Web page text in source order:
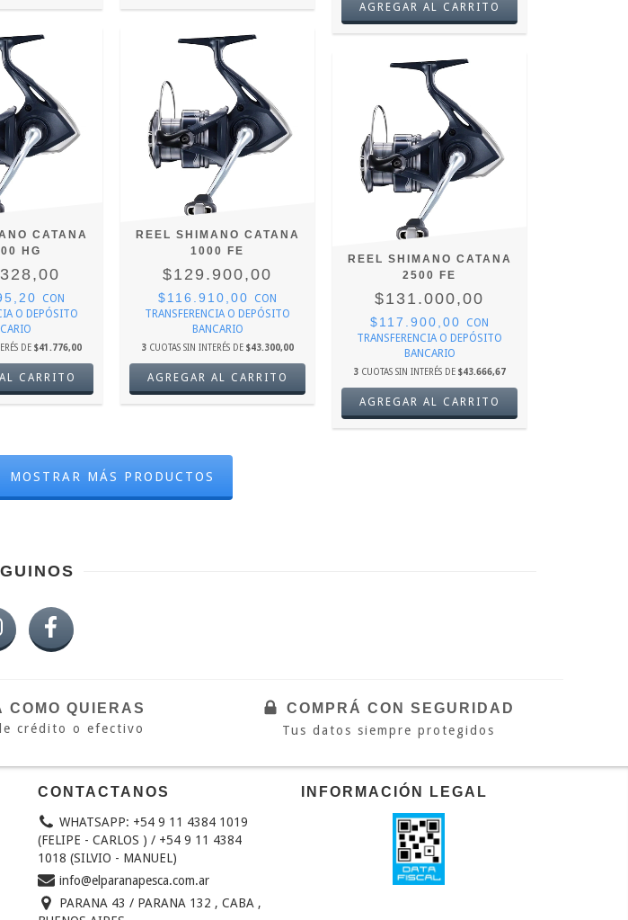
CATANA
HG
CON
O DEPÓSITO
DE$41.776,00
REEL SHIMANO CATANA
1000 FE
$129.900,00
$116.910,00
CON
TRANSFERENCIA O DEPÓSITO
BANCARIO
3 CUOTAS SIN INTERÉS DE$43.300,00
REEL SHIMANO CATANA
2500 FE
$131.000,00
$117.900,00
CON
TRANSFERENCIA O DEPÓSITO
BANCARIO
3 CUOTAS SIN INTERÉS DE$43.666,67
MOSTRAR MÁS PRODUCTOS
COMO QUIERAS
crédito o efectivo
COMPRÁ CON SEGURIDAD
Tus datos siempre protegidos
CONTACTANOS
WHATSAPP: +54 9 11 4384 1019
(FELIPE - CARLOS ) / +54 9 11 4384
1018 (SILVIO - MANUEL)
info@elparanapesca.com.ar
PARANA 43 / PARANA 132 , CABA ,
INFORMACIÓN LEGAL